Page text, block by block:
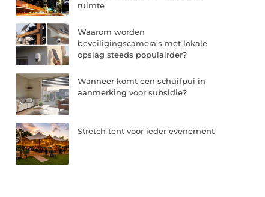
ruimte
Waarom worden
beveiligingscamera’s met lokale
opslag steeds populairder?
Wanneer komt een schuifpui in
aanmerking voor subsidie?
Stretch tent voor ieder evenement